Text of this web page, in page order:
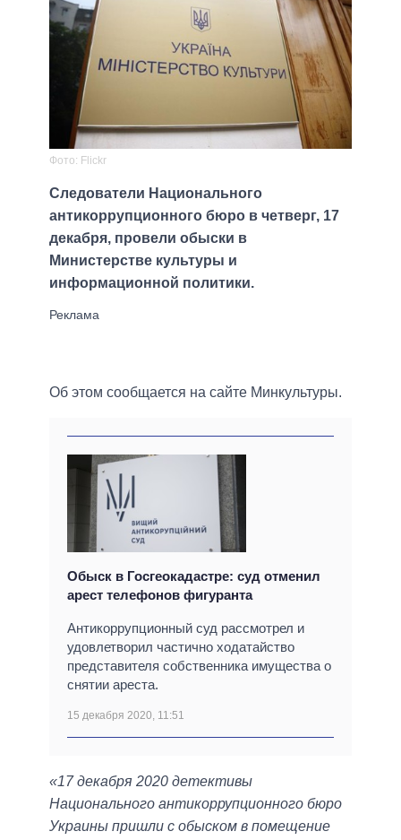
Фото: Flickr
Следователи Национального
антикоррупционного бюро в четверг, 17
декабря, провели обыски в
Министерстве культуры и
информационной политики.
Об этом сообщается на сайте Минкультуры.
Обыск в Госгеокадастре: суд отменил
арест телефонов фигуранта
Антикоррупционный суд рассмотрел и
удовлетворил частично ходатайство
представителя собственника имущества о
снятии ареста.
15 декабря 2020, 11:51
«17 декабря 2020 детективы
Национального антикоррупционного бюро
Украины пришли с обыском в помещение